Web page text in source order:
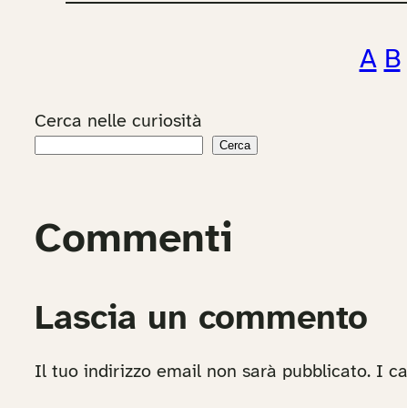
A B
Cerca nelle curiosità
Cerca
Commenti
Lascia un commento
Il tuo indirizzo email non sarà pubblicato. I